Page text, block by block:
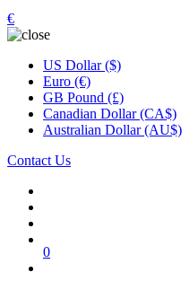
€
US Dollar ($)
Euro (€)
GB Pound (£)
Canadian Dollar (CA$)
Australian Dollar (AU$)
Contact Us
0